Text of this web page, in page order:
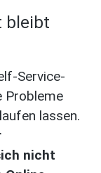
bleibt
Service-
Probleme
lassen.
nicht